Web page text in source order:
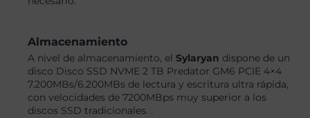
Almacenamiento
A nivel de almacenamiento, elSylaryan dispone de un
disco Disco SSD NVME 2 TB Predator GM6 PCIE 4×4
7.200MBs/6.200MBs de lectura y escritura ultra rápida,
con velocidades de 7200MBps muy superior a los
discos SSD tradicionales. .